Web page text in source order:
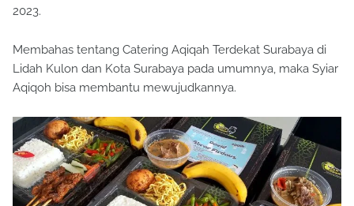
2023.
Membahas tentang Catering Aqiqah Terdekat Surabaya di
Lidah Kulon dan Kota Surabaya pada umumnya, maka Syiar
Aqiqoh bisa membantu mewujudkannya.